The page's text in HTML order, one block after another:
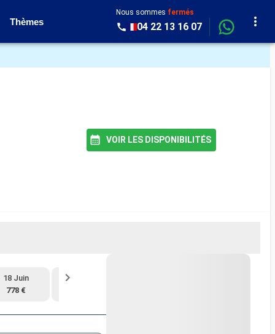
Thèmes
Nous sommes fermés
04 22 13 16 07
VOIR LES DISPONIBILITÉS
18 Juin
778 €